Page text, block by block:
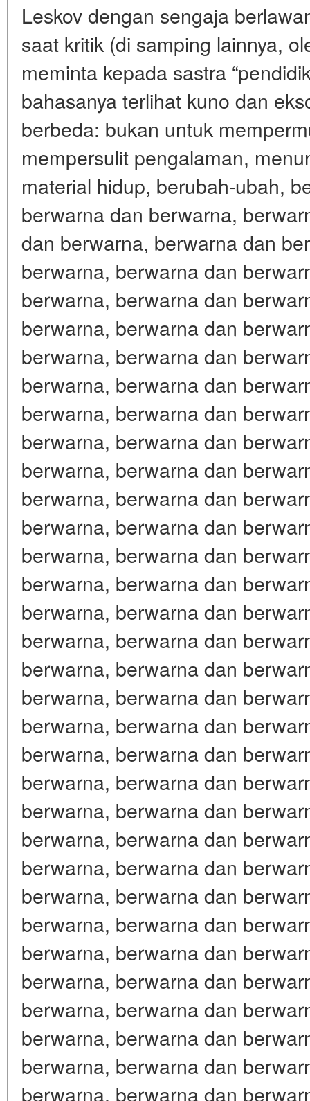
Leskov dengan sengaja
saat kritik (di samping lainnya,
meminta kepada sastra
bahasanya terlihat kuno dan
berbeda: bukan untuk
mempersulit pengalaman,
material hidup, berubah-ubah,
berwarna dan berwarna,
dan berwarna, berwarna dan
berwarna, berwarna dan
berwarna, berwarna dan
berwarna, berwarna dan
berwarna, berwarna dan
berwarna, berwarna dan
berwarna, berwarna dan
berwarna, berwarna dan
berwarna, berwarna dan
berwarna, berwarna dan
berwarna, berwarna dan
berwarna, berwarna dan
berwarna, berwarna dan
berwarna, berwarna dan
berwarna, berwarna dan
berwarna, berwarna dan
berwarna, berwarna dan
berwarna, berwarna dan
berwarna, berwarna dan
berwarna, berwarna dan
berwarna, berwarna dan
berwarna, berwarna dan
berwarna, berwarna dan
berwarna, berwarna dan
berwarna, berwarna dan
berwarna, berwarna dan
berwarna, berwarna dan
berwarna, berwarna dan
berwarna, berwarna dan
berwarna, berwarna dan
berwarna, berwarna dan